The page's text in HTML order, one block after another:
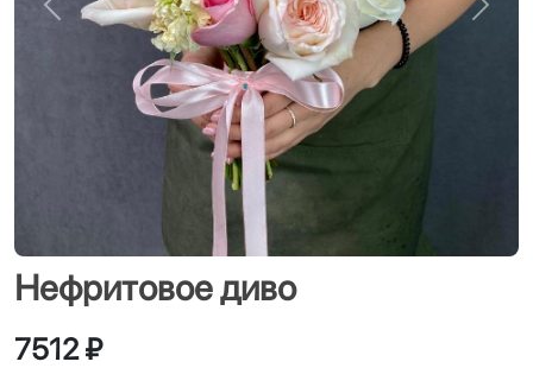
Назад
Нефритовое диво
7512 ₽